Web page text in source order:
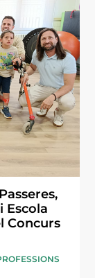
Escola
Concurs